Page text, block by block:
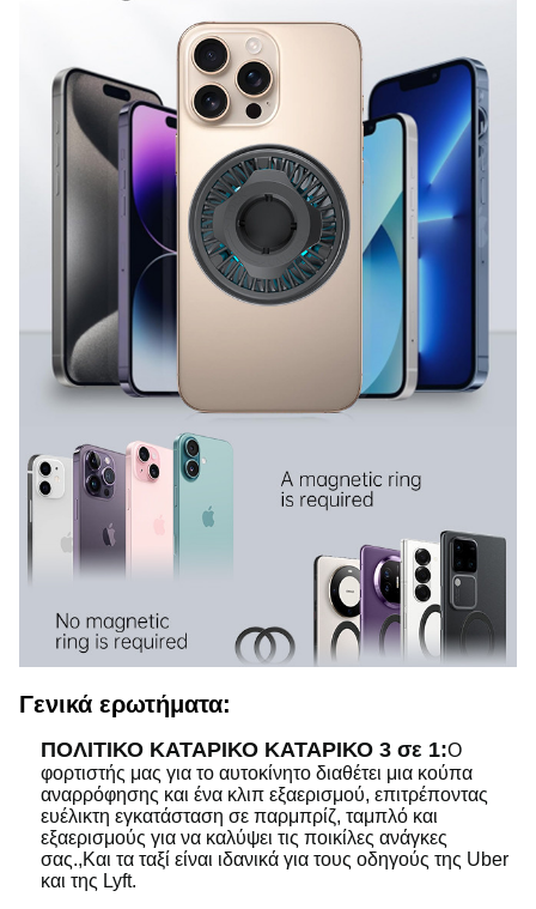
Γενικά ερωτήματα:
ΠΟΛΙΤΙΚΟ ΚΑΤΑΡΙΚΟ ΚΑΤΑΡΙΚΟ 3 σε 1:Ο
φορτιστής μας για το αυτοκίνητο διαθέτει μια κούπα
αναρρόφησης και ένα κλιπ εξαερισμού, επιτρέποντας
ευέλικτη εγκατάσταση σε παρμπρίζ, ταμπλό και
εξαερισμούς για να καλύψει τις ποικίλες ανάγκες
σας.,Και τα ταξί είναι ιδανικά για τους οδηγούς της Uber
και της Lyft.